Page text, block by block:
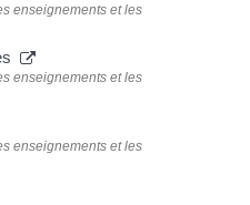
enseignements et les
enseignements et les
enseignements et les